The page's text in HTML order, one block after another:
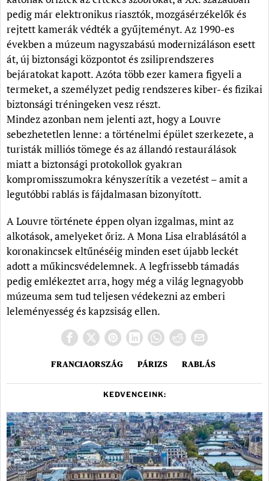
pedig már elektronikus riasztók, mozgásérzékelők és
rejtett kamerák védték a gyűjteményt. Az 1990-es
években a múzeum nagyszabású modernizáláson esett
át, új biztonsági központot és zsiliprendszeres
bejáratokat kapott. Azóta több ezer kamera figyeli a
termeket, a személyzet pedig rendszeres kiber- és fizikai
biztonsági tréningeken vesz részt.
Mindez azonban nem jelenti azt, hogy a Louvre
sebezhetetlen lenne: a történelmi épület szerkezete, a
turisták milliós tömege és az állandó restaurálások
miatt a biztonsági protokollok gyakran
kompromisszumokra kényszerítik a vezetést – amit a
legutóbbi rablás is fájdalmasan bizonyított.
A Louvre története éppen olyan izgalmas, mint az
alkotások, amelyeket őriz. A Mona Lisa elrablásától a
koronakincsek eltűnéséig minden eset újabb leckét
adott a műkincsvédelemnek. A legfrissebb támadás
pedig emlékeztet arra, hogy még a világ legnagyobb
múzeuma sem tud teljesen védekezni az emberi
leleményesség és kapzsiság ellen.
FRANCIAORSZÁG PÁRIZS RABLÁS
KEDVENCEINK: